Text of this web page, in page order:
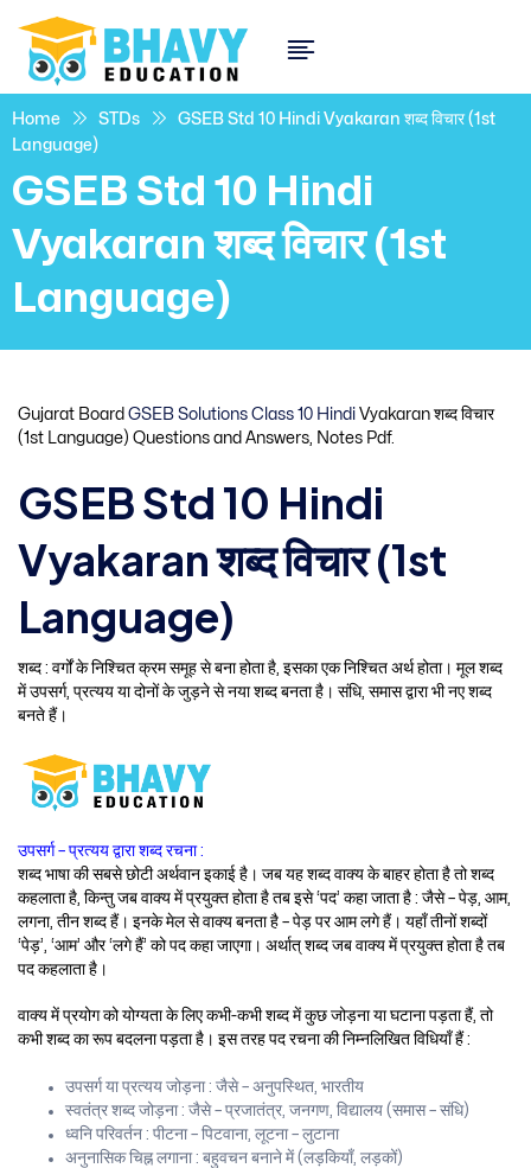
Home STDs
GSEB Std 10 Hindi Vyakaran शब्द विचार (1st
Language)
GSEB Std 10 Hindi
Vyakaran शब्द विचार (1st
Language)
Gujarat Board GSEB Solutions Class 10 Hindi Vyakaran शब्द विचार
(1st Language) Questions and Answers, Notes Pdf.
GSEB Std 10 Hindi
Vyakaran शब्द विचार (1st
Language)
शब्द : वर्गों के निश्चित क्रम समूह से बना होता है, इसका एक निश्चित अर्थ होता। मूल शब्द
में उपसर्ग, प्रत्यय या दोनों के जुड़ने से नया शब्द बनता है। संधि, समास द्वारा भी नए शब्द
बनते हैं।
उपसर्ग – प्रत्यय द्वारा शब्द रचना :
शब्द भाषा की सबसे छोटी अर्थवान इकाई है। जब यह शब्द वाक्य के बाहर होता है तो शब्द
कहलाता है, किन्तु जब वाक्य में प्रयुक्त होता है तब इसे ‘पद’ कहा जाता है : जैसे – पेड़, आम,
लगना, तीन शब्द हैं। इनके मेल से वाक्य बनता है – पेड़ पर आम लगे हैं। यहाँ तीनों शब्दों
‘पेड़’, ‘आम’ और ‘लगे हैं’ को पद कहा जाएगा। अर्थात् शब्द जब वाक्य में प्रयुक्त होता है तब
पद कहलाता है।
वाक्य में प्रयोग को योग्यता के लिए कभी-कभी शब्द में कुछ जोड़ना या घटाना पड़ता हैं, तो
कभी शब्द का रूप बदलना पड़ता है। इस तरह पद रचना की निम्नलिखित विधियाँ हैं :
उपसर्ग या प्रत्यय जोड़ना : जैसे – अनुपस्थित, भारतीय
स्वतंत्र शब्द जोड़ना : जैसे – प्रजातंत्र, जनगण, विद्यालय (समास – संधि)
ध्वनि परिवर्तन : पीटना – पिटवाना, लूटना – लुटाना
अनुनासिक चिह्न लगाना : बहुवचन बनाने में (लड़कियाँ, लड़कों)